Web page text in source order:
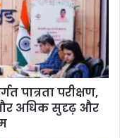
पात्रता परीक्षण,
और अधिक सुदृढ़ और